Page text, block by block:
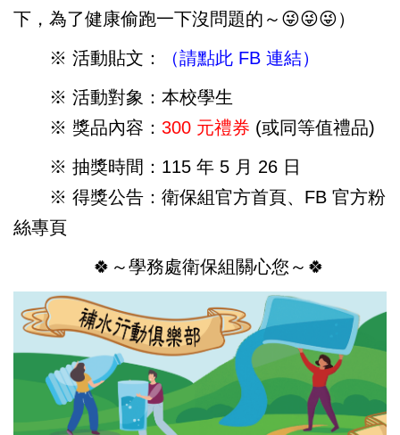
下，為了健康偷跑一下沒問題的～😜😜😜）
※ 活動貼文：
（請點此 FB 連結）
※ 活動對象：本校學生
※ 獎品內容： 300 元禮券 (或同等值禮品)
※ 抽獎時間：115 年 5 月 26 日
※ 得獎公告：衛保組官方首頁、FB 官方粉
絲專頁
🍀～學務處衛保組關心您～🍀